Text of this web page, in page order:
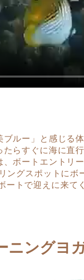
ルー」と感じる
らすぐに海に直
ボートエントリ
グスポットに
トで迎えに来
ニングヨ